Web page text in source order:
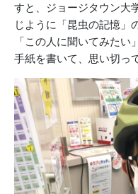
すと、ジョージタウン大
じように「昆虫の記憶」
「この人に聞いてみた
手紙を書いて、思い切っ